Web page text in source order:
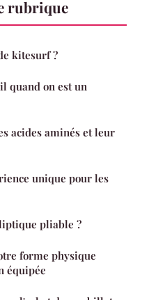
rubrique
kitesurf ?
quand on est un
acides aminés et leur
unique pour les
pliable ?
forme physique
équipée